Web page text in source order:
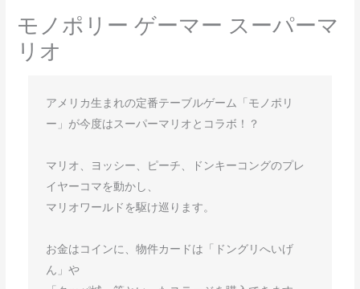
モノポリー ゲーマー スーパーマ
リオ
アメリカ生まれの定番テーブルゲーム「モノポリ
ー」が今度はスーパーマリオとコラボ！？
マリオ、ヨッシー、ピーチ、ドンキーコングのプレ
イヤーコマを動かし、
マリオワールドを駆け巡ります。
お金はコインに、物件カードは「ドングリへいげ
ん」や